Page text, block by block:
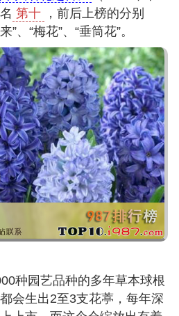
第十
，前后上榜的分别
”、“梅花”、“垂筒花”。
种园艺品种的多年草本球根
会生出2至3支花葶，每年深